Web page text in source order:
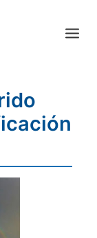
PORTUGUESE